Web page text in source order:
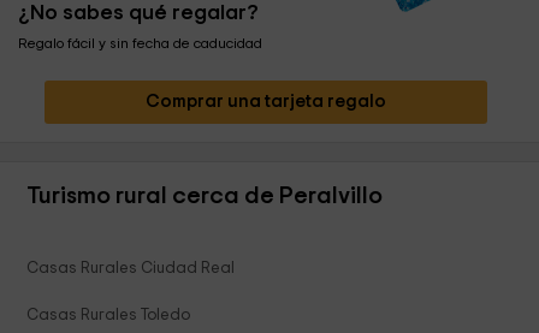
¿No sabes qué regalar?
Regalo fácil y sin fecha de caducidad
Comprar una tarjeta regalo
Turismo rural cerca de Peralvillo
Casas Rurales Ciudad Real
Casas Rurales Toledo